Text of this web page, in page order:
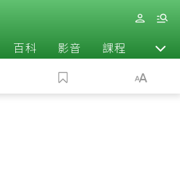
百科 影音 課程 退休